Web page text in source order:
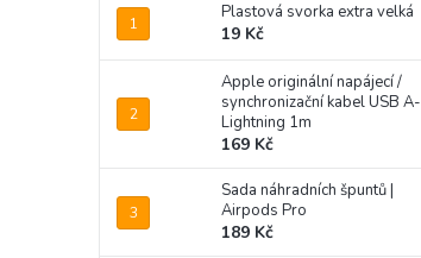
Plastová svorka extra velká
19 Kč
Apple originální napájecí /
synchronizační kabel USB A-
Lightning 1m
169 Kč
Sada náhradních špuntů |
Airpods Pro
189 Kč